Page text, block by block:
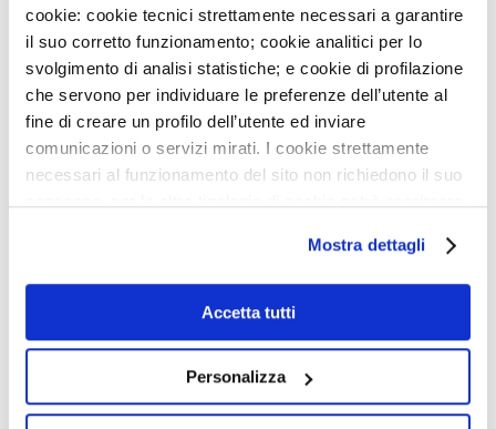
cookie: cookie tecnici strettamente necessari a garantire
il suo corretto funzionamento; cookie analitici per lo
svolgimento di analisi statistiche; e cookie di profilazione
che servono per individuare le preferenze dell’utente al
fine di creare un profilo dell’utente ed inviare
comunicazioni o servizi mirati. I cookie strettamente
necessari al funzionamento del sito non richiedono il suo
Qualora non volesse esprimere preferenze può chiudere
il banner cliccando sul tasto x; in tal caso potranno
essere utilizzati solo i cookie strettamente necessari al
funzionamento del sito. Per “Maggiori Informazioni” la
Mostra dettagli
Accetta tutti
Personalizza
22GIU
ACCREDITAMENTO DELLA NOSTRA UOS DI RM
22GIU
ONDATE DI CALORE, ALCUNI CONSIGLI PER
PRENDERSI CURA DEL CUORE
APERTE LE ISCRIZIONI PER I CORSI AUTUNNALI
DELLA MONZINO IMAGING ACADEMY
🌍 RIPARTE LA SECONDA FASE DEL PROGETTO DI
COOPERAZIONE SANITARIA IN ANGOLA
NEWSLETTER
Iscriviti e ricevi le ultime news del